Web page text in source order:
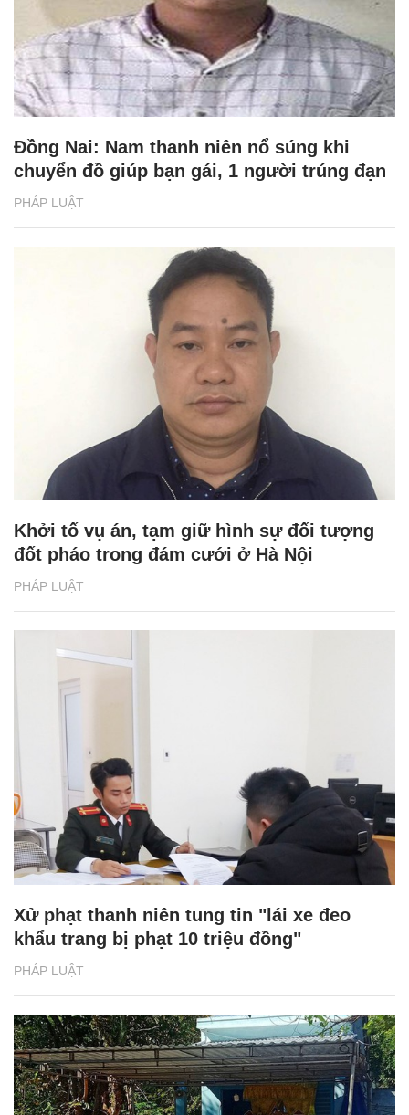
PHÁP LUẬT
Đồng Nai: Nam thanh niên nổ súng khi
chuyển đồ giúp bạn gái, 1 người trúng đạn
PHÁP LUẬT
Khởi tố vụ án, tạm giữ hình sự đối tượng
đốt pháo trong đám cưới ở Hà Nội
PHÁP LUẬT
Xử phạt thanh niên tung tin "lái xe đeo
khẩu trang bị phạt 10 triệu đồng"